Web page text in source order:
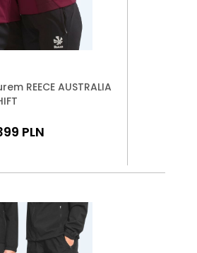
REECE AUSTRALIA
PLN